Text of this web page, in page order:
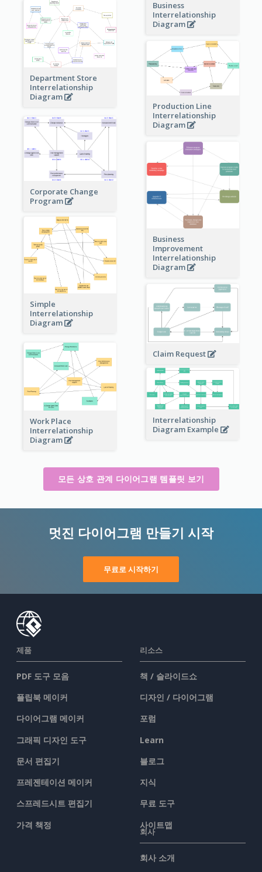
Business
Interrelationship
Diagram
Department Store
Interrelationship
Diagram
Production Line
Interrelationship
Diagram
Corporate Change
Program
Business
Improvement
Interrelationship
Diagram
Simple
Interrelationship
Diagram
Claim Request
Work Place
Interrelationship
Diagram
Interrelationship
Diagram Example
모든 상호 관계 다이어그램 템플릿 보기
멋진 다이어그램 만들기 시작
무료로 시작하기
제품
PDF 도구 모음
플립북 메이커
다이어그램 메이커
그래픽 디자인 도구
문서 편집기
프레젠테이션 메이커
스프레드시트 편집기
가격 책정
리소스
책 / 슬라이드쇼
디자인 / 다이어그램
포럼
Learn
블로그
지식
무료 도구
사이트맵
회사
회사 소개